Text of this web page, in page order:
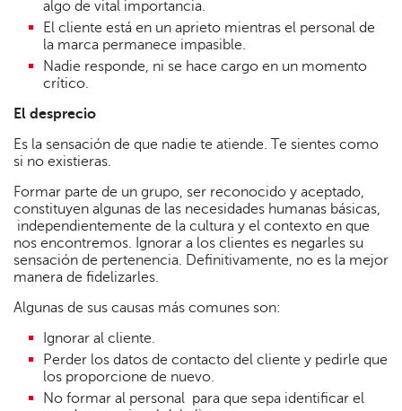
algo de vital importancia.
El cliente está en un aprieto mientras el personal de
la marca permanece impasible.
Nadie responde, ni se hace cargo en un momento
crítico.
El desprecio
Es la sensación de que nadie te atiende. Te sientes como
si no existieras.
Formar parte de un grupo, ser reconocido y aceptado,
constituyen algunas de las necesidades humanas básicas,
independientemente de la cultura y el contexto en que
nos encontremos. Ignorar a los clientes es negarles su
sensación de pertenencia. Definitivamente, no es la mejor
manera de fidelizarles.
Algunas de sus causas más comunes son:
Ignorar al cliente.
Perder los datos de contacto del cliente y pedirle que
los proporcione de nuevo.
No formar al personal para que sepa identificar el